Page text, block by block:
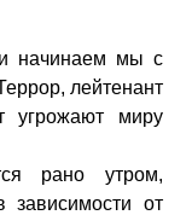
начинаем мы с
лейтенант
угрожают миру
рано утром,
зависимости от